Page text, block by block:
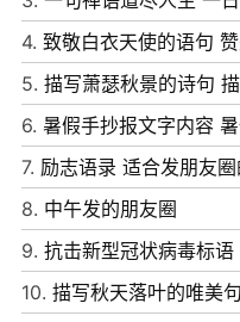
解决的事情，最后却是没
8、再喜欢也不要旧情复
辙。这世界上，没有能回
发现一切都已经面目全非
9、我爱你，不光因为你
我的样子。
10、择一城终老，遇一
等。
4. 致敬白衣天使的语句
5. 描写萧瑟秋景的诗句
6. 暑假手抄报文字内容
7. 励志语录 适合发朋友
8. 中午发的朋友圈
9. 抗击新型冠状病毒标
语
10. 描写秋天落叶的唯美